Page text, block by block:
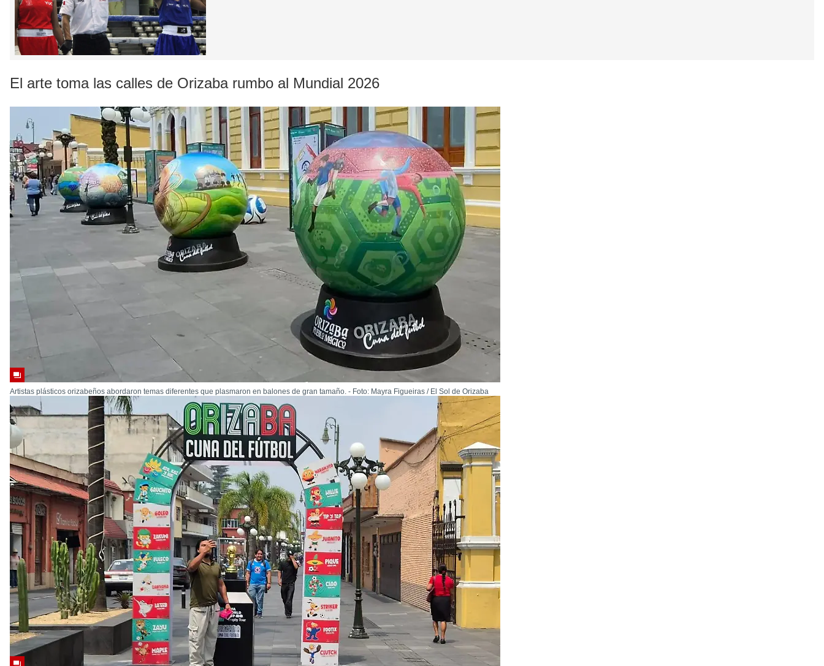
El arte toma las calles de Orizaba rumbo al Mundial 2026
Artistas plásticos orizabeños abordaron temas diferentes que plasmaron en balones de gran tamaño. - Foto: Mayra Figueiras / El Sol de Orizaba